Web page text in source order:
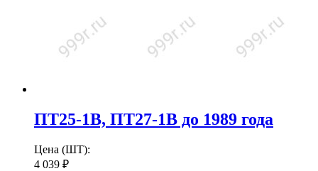
ПТ25-1В, ПТ27-1В до 1989 года
Цена (ШТ):
4 039 ₽